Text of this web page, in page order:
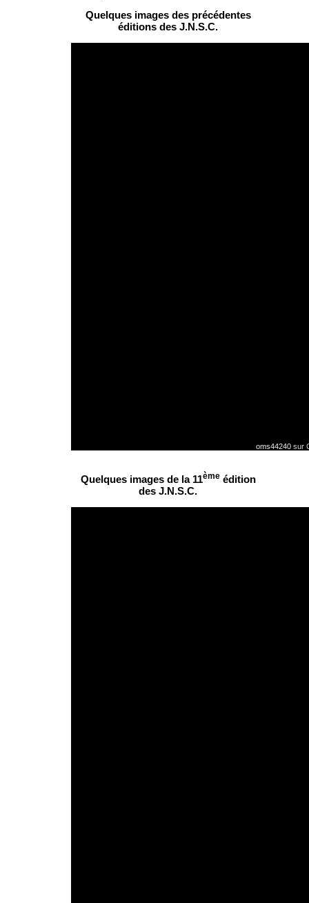
Quelques images des précédentes
éditions des J.N.S.C.
oms44240sur
Quelques images de la 11èmeédition
des J.N.S.C.